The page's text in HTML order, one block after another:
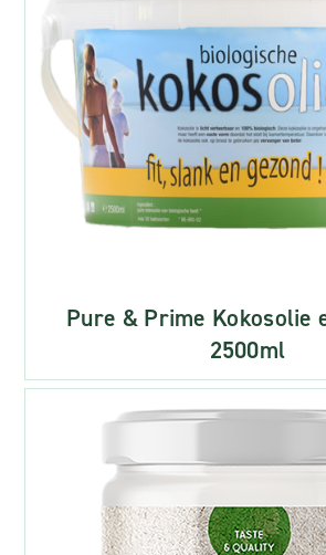
Pure & Prime Kokosolie
2500ml